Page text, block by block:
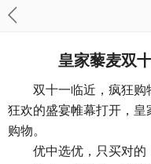
皇家藜麦双
双十一临近，疯狂购
狂欢的盛宴帷幕打开，
购物。
优中选优，只买对的